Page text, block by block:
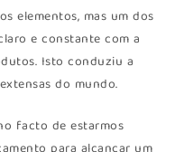
elementos, mas um dos
e constante com a
Isto conduziu a
do mundo.
facto de estarmos